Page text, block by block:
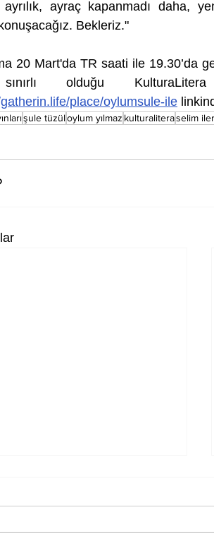
ayrılık, ayraç kapanmadı daha,
Bekleriz."
20 Mart'da TR saati ile 19.30’da
place/oylumsule-ile
şule tüzüloylum yılmaz kulturaliteraselim